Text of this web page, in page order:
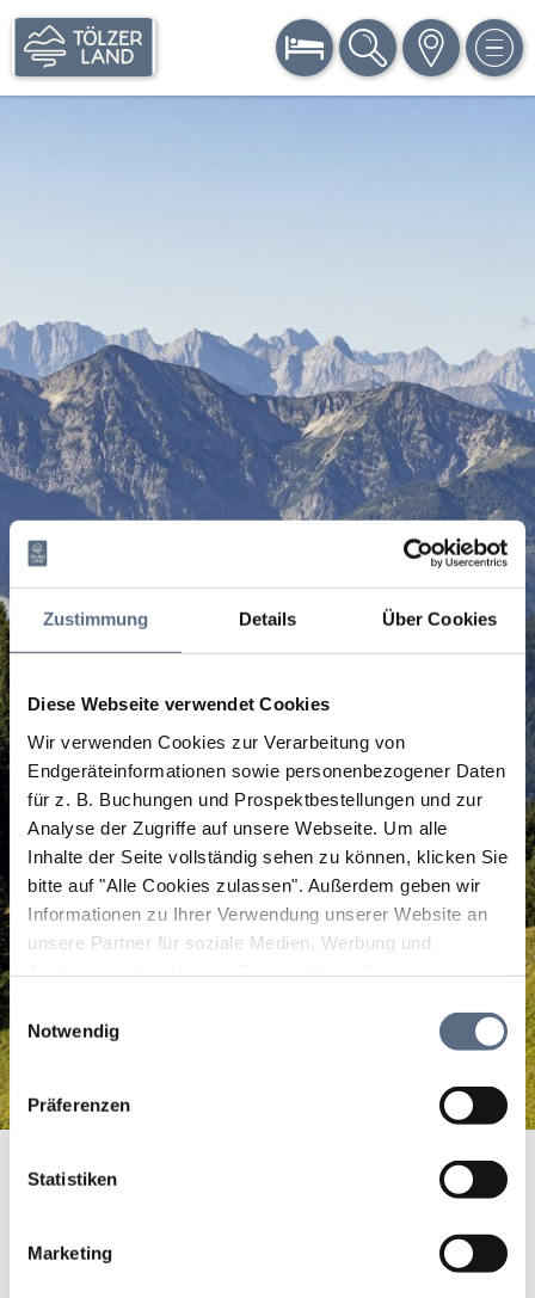
Zustimmung Details Über Cookies
Diese Webseite verwendet Cookies
Wir verwenden Cookies zur Verarbeitung von
Endgeräteinformationen sowie personenbezogener Daten
für z. B. Buchungen und Prospektbestellungen und zur
Analyse der Zugriffe auf unsere Webseite. Um alle
Inhalte der Seite vollständig sehen zu können, klicken Sie
bitte auf "Alle Cookies zulassen". Außerdem geben wir
Informationen zu Ihrer Verwendung unserer Website an
unsere Partner für soziale Medien, Werbung und
zusammen, die Sie ihnen bereitgestellt haben oder die
sie im Rahmen Ihrer Nutzung der Dienste gesammelt
Einwilligungsauswahl
Notwendig
Präferenzen
Statistiken
Marketing
BUCHEN SUCHE KARTE MENÜ
GmbH